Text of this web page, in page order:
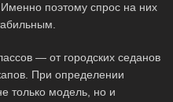
поэтому спрос на них
— от городских седанов
При определении
только модель, но и